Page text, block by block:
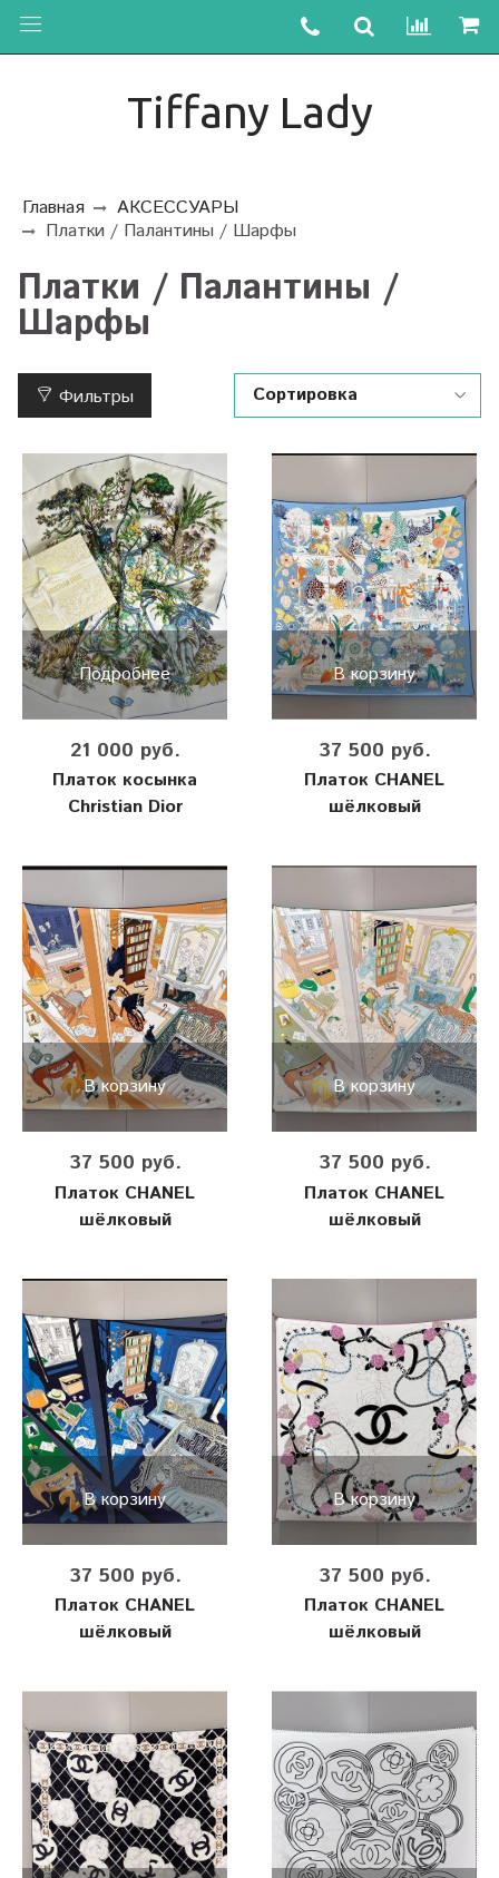
Tiffany Lady
Главная
АКСЕССУАРЫ
Платки / Палантины / Шарфы
Платки / Палантины /
Шарфы
Фильтры
Подробнее
21 000 руб.
Платок косынка
Christian Dior
В корзину
37 500 руб.
Платок CHANEL
шёлковый
В корзину
37 500 руб.
Платок CHANEL
шёлковый
В корзину
37 500 руб.
Платок CHANEL
шёлковый
В корзину
37 500 руб.
Платок CHANEL
шёлковый
В корзину
37 500 руб.
Платок CHANEL
шёлковый